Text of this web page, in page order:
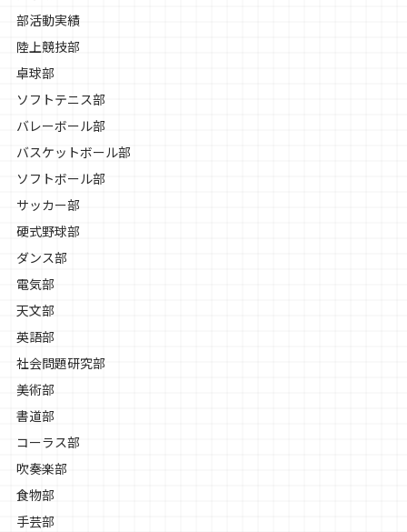
部活動実績
陸上競技部
卓球部
ソフトテニス部
バレーボール部
バスケットボール部
ソフトボール部
サッカー部
硬式野球部
ダンス部
電気部
天文部
英語部
社会問題研究部
美術部
書道部
コーラス部
吹奏楽部
食物部
手芸部